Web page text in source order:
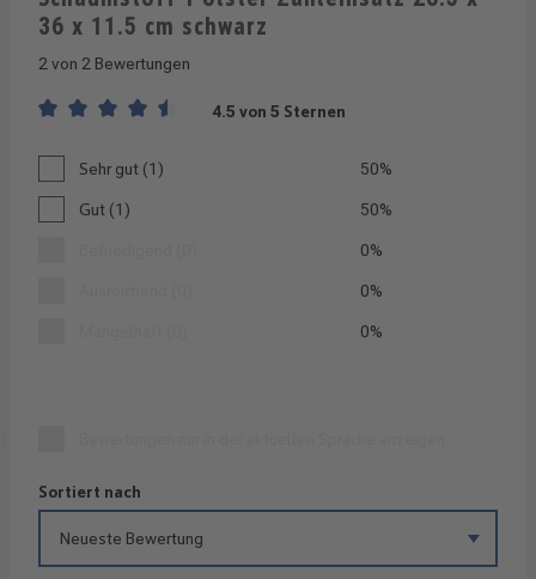
36 x 11.5 cm schwarz
2 von 2 Bewertungen
4.5 von 5 Sternen
Sehr gut (1) 50%
Gut (1) 50%
0%
0%
0%
Sortiert nach